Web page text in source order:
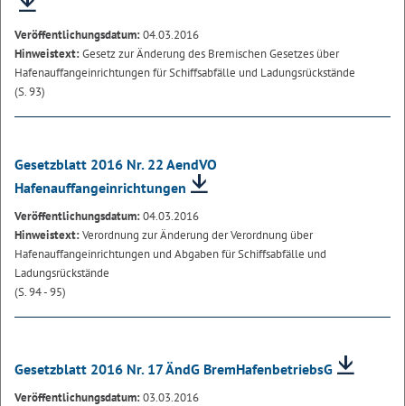
Veröffentlichungsdatum:04.03.2016
Hinweistext:Gesetz zur Änderung des Bremischen Gesetzes über
Hafenauffangeinrichtungen für Schiffsabfälle und Ladungsrückstände
(S. 93)
Gesetzblatt 2016 Nr. 22 AendVO
Hafenauffangeinrichtungen
Veröffentlichungsdatum:04.03.2016
Hinweistext:Verordnung zur Änderung der Verordnung über
Hafenauffangeinrichtungen und Abgaben für Schiffsabfälle und
Ladungsrückstände
(S. 94 - 95)
Gesetzblatt 2016 Nr. 17 ÄndG BremHafenbetriebsG
Veröffentlichungsdatum:03.03.2016